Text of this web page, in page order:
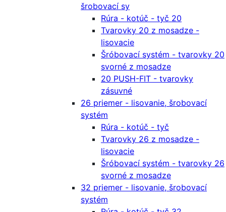
šrobovací sy
Rúra - kotúč - tyč 20
Tvarovky 20 z mosadze -
lisovacie
Šróbovací systém - tvarovky 20
svorné z mosadze
20 PUSH-FIT - tvarovky
zásuvné
26 priemer - lisovanie, šrobovací
systém
Rúra - kotúč - tyč
Tvarovky 26 z mosadze -
lisovacie
Šróbovací systém - tvarovky 26
svorné z mosadze
32 priemer - lisovanie, šrobovací
systém